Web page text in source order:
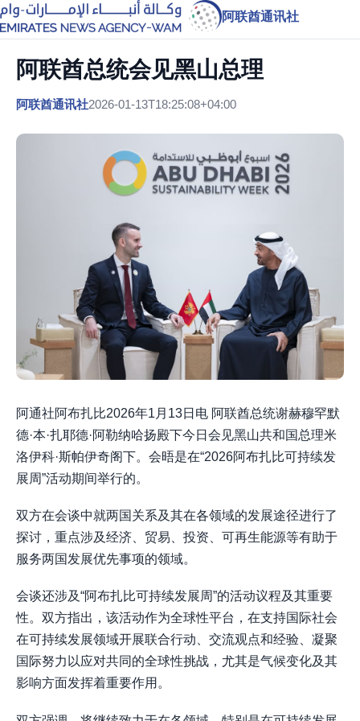
阿联酋通讯社
阿联酋总统会见黑山总理
阿联酋通讯社2026-01-13T18:25:08+04:00
阿通社阿布扎比2026年1月13日电 阿联酋总统谢赫穆罕默
德·本·扎耶德·阿勒纳哈扬殿下今日会见黑山共和国总理米
洛伊科·斯帕伊奇阁下。会晤是在“2026阿布扎比可持续发
展周”活动期间举行的。
双方在会谈中就两国关系及其在各领域的发展途径进行了
探讨，重点涉及经济、贸易、投资、可再生能源等有助于
服务两国发展优先事项的领域。
会谈还涉及“阿布扎比可持续发展周”的活动议程及其重要
性。双方指出，该活动作为全球性平台，在支持国际社会
在可持续发展领域开展联合行动、交流观点和经验、凝聚
国际努力以应对共同的全球性挑战，尤其是气候变化及其
影响方面发挥着重要作用。